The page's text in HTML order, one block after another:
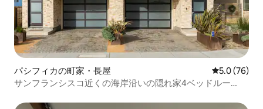
パシフィカの町家・長屋 レビュー76
5.0 (76)
サンフランシスコ近くの海岸沿いの隠れ家4ベッドルー